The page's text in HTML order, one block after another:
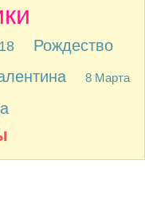
Рождество
8 Марта